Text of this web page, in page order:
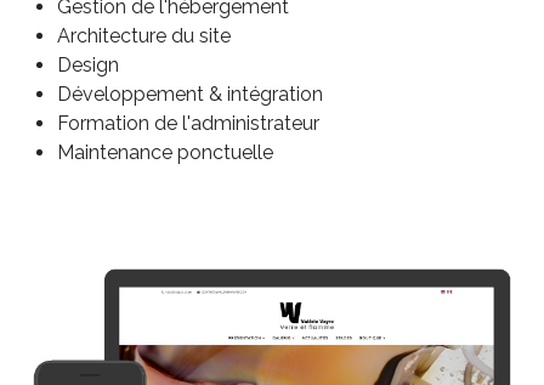
Gestion de l'hébergement
Architecture du site
Design
Développement & intégration
Formation de l'administrateur
Maintenance ponctuelle